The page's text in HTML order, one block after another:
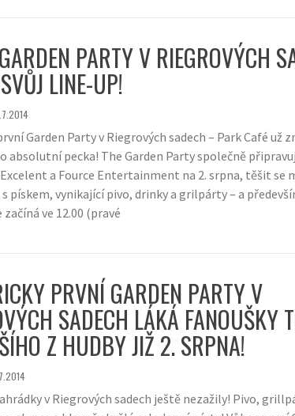
PARTY V RIEGROVÝCH
LINE-UP!
Garden Party v Riegrových sadech – Park Café už
absolutní pecka! The Garden Party společně
a Fource Entertainment na 2. srpna, těšit se
pískem, vynikající pivo, drinky a grilpárty – a
začíná ve 12.00 (pravé
PRVNÍ GARDEN PARTY V
SADECH LÁKÁ FANOUŠKY
Z HUDBY JIŽ 2. SRPNA!
v Riegrových sadech ještě nezažily! Pivo,